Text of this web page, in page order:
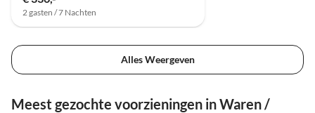
2 gasten / 7 Nachten
Alles Weergeven
Meest gezochte voorzieningen in Waren /